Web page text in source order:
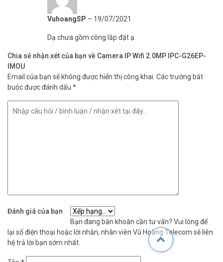
VuhoangSP – 19/07/2021
Dạ chưa gồm công lắp đặt ạ
Chia sẻ nhận xét của bạn về Camera IP Wifi 2.0MP IPC-G26EP-
IMOU
Email của bạn sẽ không được hiển thị công khai. Các trường bắt
buộc được đánh dấu *
Đánh giá của bạn
Bạn đang băn khoăn cần tư vấn? Vui lòng để
lại số điện thoại hoặc lời nhắn, nhân viên Vũ Hoàng Telecom sẽ liên
hệ trả lời bạn sớm nhất.